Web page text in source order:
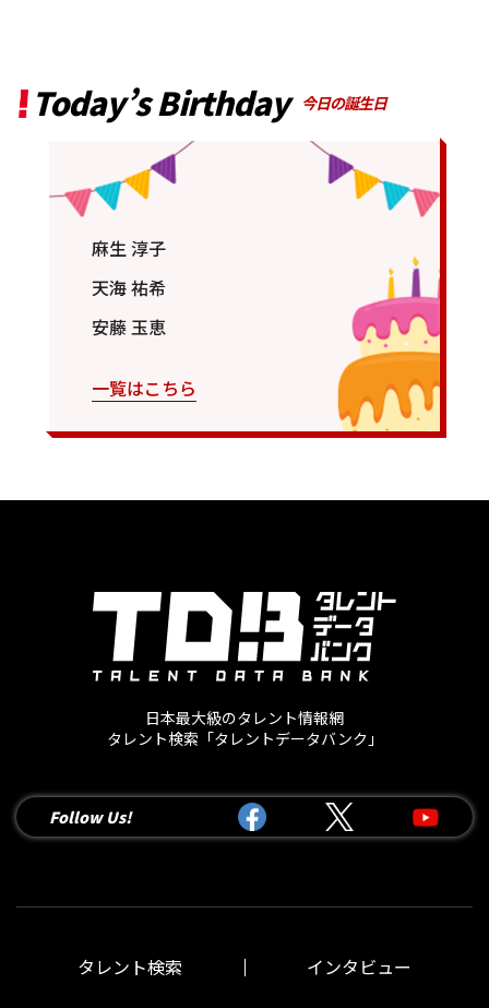
Today’s Birthday 今日の誕生日
麻生 淳子
天海 祐希
安藤 玉恵
一覧はこちら
日本最大級のタレント情報網
タレント検索「タレントデータバンク」
Follow Us!
タレント検索 インタビュー